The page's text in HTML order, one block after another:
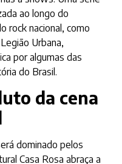
ao longo do
rock nacional, como
Urbana,
por algumas das
do Brasil.
da cena
dominado pelos
Casa Rosa abraça a